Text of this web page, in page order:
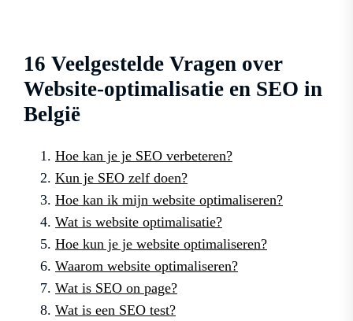
16 Veelgestelde Vragen over
Website-optimalisatie en SEO in
België
Hoe kan je je SEO verbeteren?
Kun je SEO zelf doen?
Hoe kan ik mijn website optimaliseren?
Wat is website optimalisatie?
Hoe kun je je website optimaliseren?
Waarom website optimaliseren?
Wat is SEO on page?
Wat is een SEO test?